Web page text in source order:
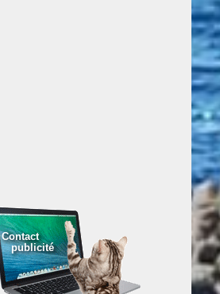
Contact
publicité